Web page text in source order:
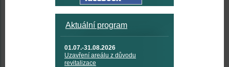
Aktuální program
01.07.-31.08.2026
Uzavření areálu z důvodu
revitalizace